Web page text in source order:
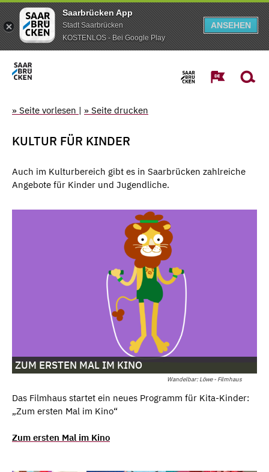
Saarbrücken App
Stadt Saarbrücken
KOSTENLOS - Bei Google Play
ANSEHEN
» Seite vorlesen | » Seite drucken
KULTUR FÜR KINDER
Auch im Kulturbereich gibt es in Saarbrücken zahlreiche
Angebote für Kinder und Jugendliche.
Wandelbar: Löwe - Filmhaus
ZUM ERSTEN MAL IM KINO
Das Filmhaus startet ein neues Programm für Kita-Kinder:
„Zum ersten Mal im Kino“
Zum ersten Mal im Kino